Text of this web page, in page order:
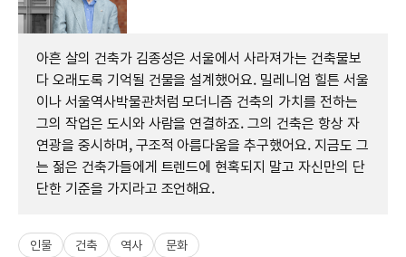
아흔 살의 건축가 김종성은 서울에서 사라져가는 건축물보
다 오래도록 기억될 건물을 설계했어요. 밀레니엄 힐튼 서울
이나 서울역사박물관처럼 모더니즘 건축의 가치를 전하는
그의 작업은 도시와 사람을 연결하죠. 그의 건축은 항상 자
연광을 중시하며, 구조적 아름다움을 추구했어요. 지금도 그
는 젊은 건축가들에게 트렌드에 현혹되지 말고 자신만의 단
단한 기준을 가지라고 조언해요.
인물 건축 역사 문화